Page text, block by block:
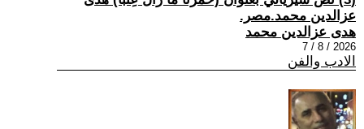
عزالدين محمد.مصر.
هدى عزالدين محمد
2026 / 8 / 7
الادب والفن